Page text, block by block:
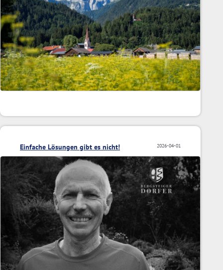
2026-04-01
Einfache Lösungen gibt es nicht!